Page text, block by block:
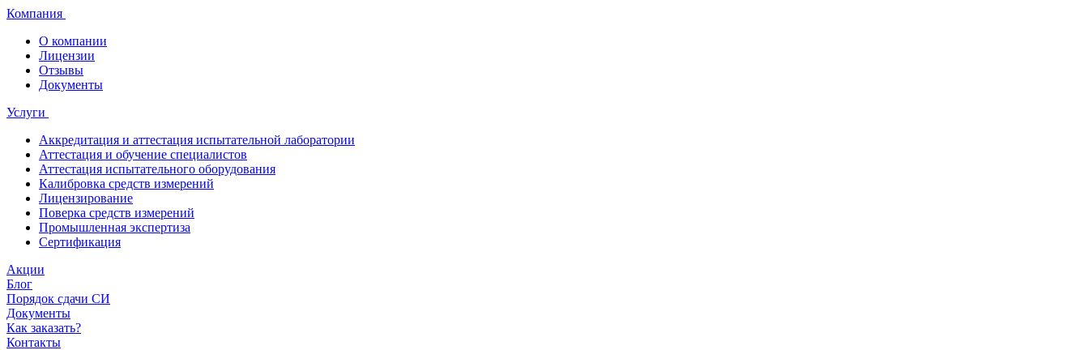
Компания
О компании
Лицензии
Отзывы
Документы
Услуги
Аккредитация и аттестация испытательной лаборатории
Аттестация и обучение специалистов
Аттестация испытательного оборудования
Калибровка средств измерений
Лицензирование
Поверка средств измерений
Промышленная экспертиза
Сертификация
Акции
Блог
Порядок сдачи СИ
Документы
Как заказать?
Контакты